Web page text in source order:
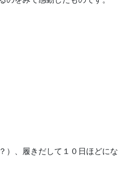
）、履きだして１０日ほどにな